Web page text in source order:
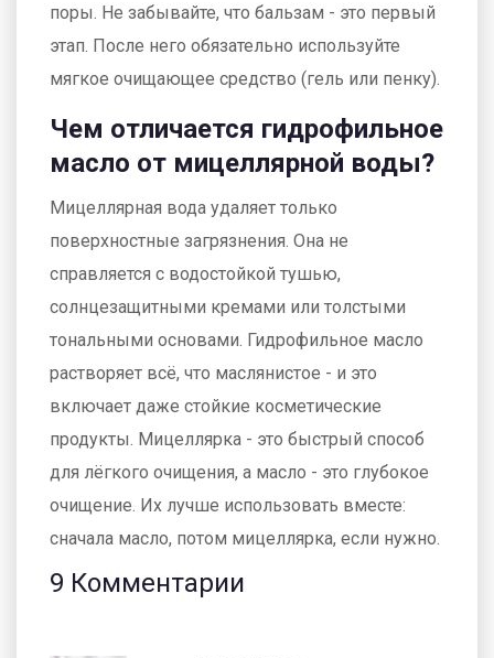
поры. Не забывайте, что бальзам - это первый
этап. После него обязательно используйте
мягкое очищающее средство (гель или пенку).
Чем отличается гидрофильное
масло от мицеллярной воды?
Мицеллярная вода удаляет только
поверхностные загрязнения. Она не
справляется с водостойкой тушью,
солнцезащитными кремами или толстыми
тональными основами. Гидрофильное масло
растворяет всё, что маслянистое - и это
включает даже стойкие косметические
продукты. Мицеллярка - это быстрый способ
для лёгкого очищения, а масло - это глубокое
очищение. Их лучше использовать вместе:
сначала масло, потом мицеллярка, если нужно.
9 Комментарии